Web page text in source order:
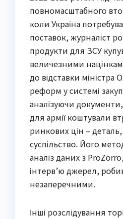
повномасштабного
коли Україна
поставок, журналіст
продукти для ЗСУ
величезними
до відставки міністра
реформ у системі
аналізуючи
для армії коштували
ринкових цін –
суспільство. Його
аналіз даних з
інтерв’ю джерел,
незаперечними.
Інші розслідування